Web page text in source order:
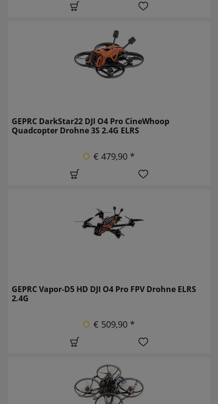
GEPRC DarkStar22 DJI O4 Pro CineWhoop
Quadcopter Drohne 3S 2.4G ELRS
€ 479,90 *
GEPRC Vapor-D5 HD DJI O4 Pro FPV Drohne ELRS
2.4G
€ 509,90 *